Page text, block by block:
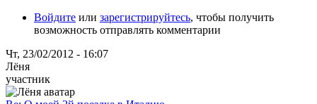
Войдите или зарегистрируйтесь, чтобы получить
возможность отправлять комментарии
Чт, 23/02/2012 - 16:07
Лёня
участник